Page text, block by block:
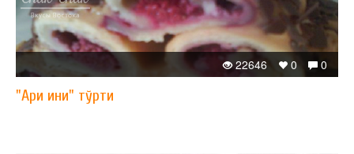
0
0
22646
"Ари ини" тўрти